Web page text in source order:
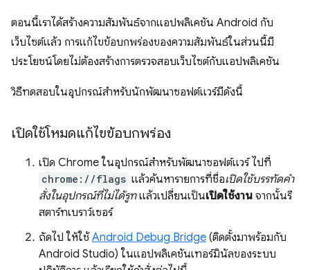
ตอนนี้เราได้สร้างความสัมพันธ์จากแอปพลิเคชัน Android กับ
เว็บไซต์แล้ว การแก้ไขข้อบกพร่องของความสัมพันธ์ในส่วนนี้มี
ประโยชน์โดยไม่ต้องสร้างการตรวจสอบเว็บไซต์กับแอปพลิเคชัน
วิธีทดสอบในอุปกรณ์สำหรับนักพัฒนาซอฟต์แวร์มีดังนี้
เปิดใช้โหมดแก้ไขข้อบกพร่อง
เปิด Chrome ในอุปกรณ์สำหรับพัฒนาซอฟต์แวร์ ไปที่
chrome://flags แล้วค้นหารายการที่ชื่อเปิดใช้บรรทัดคำ
สั่งในอุปกรณ์ที่ไม่ได้รูทแล้วเปลี่ยนเป็นเปิดใช้งาน จากนั้นรี
สตาร์ทเบราว์เซอร์
ถัดไป ให้ใช้ Android Debug Bridge (ติดตั้งมาพร้อมกับ
Android Studio) ในแอปพลิเคชันเทอร์มินัลของระบบ